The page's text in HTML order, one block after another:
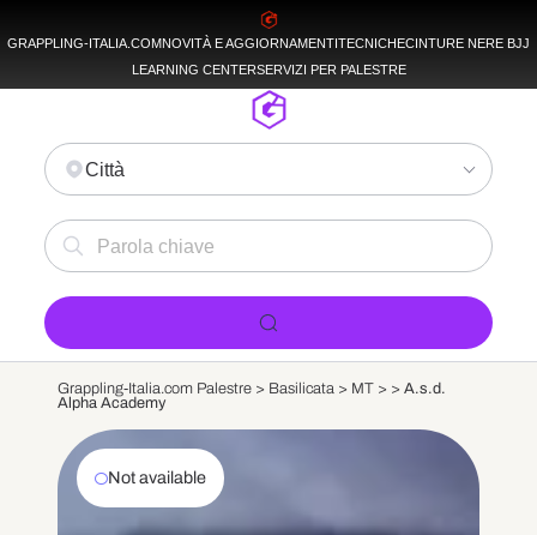
GRAPPLING-ITALIA.COMNOVITÀ E AGGIORNAMENTITECNICHECINTURE NERE BJJ
LEARNING CENTERSERVIZI PER PALESTRE
Città
Grappling-Italia.com Palestre > Basilicata > MT > > A.s.d.
Alpha Academy
Not available